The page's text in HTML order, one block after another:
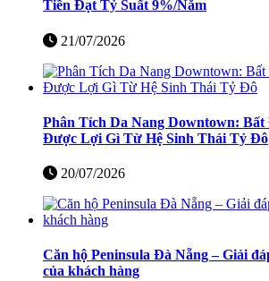
Tiền Đạt Tỷ Suất 9%/Năm
21/07/2026
Phân Tích Da Nang Downtown: Bất
Được Lợi Gì Từ Hệ Sinh Thái Tỷ Đô
20/07/2026
Căn hộ Peninsula Đà Nẵng – Giải
của khách hàng